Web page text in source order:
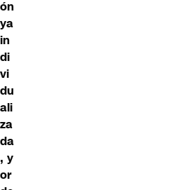
ón
ya
in
di
vi
du
ali
za
da
, y
or